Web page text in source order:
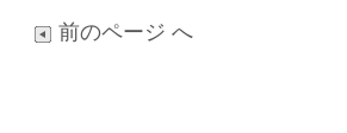
前のページ へ